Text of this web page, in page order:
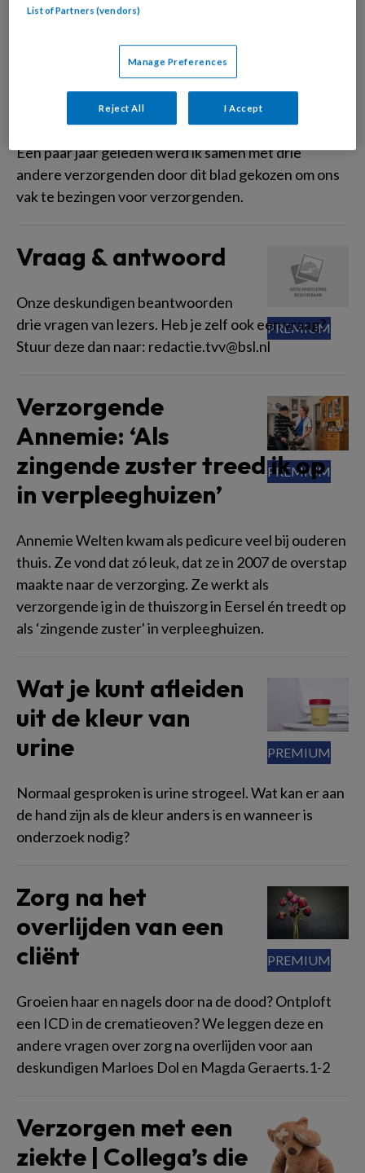
Column Rani |
Stralen door
Sinatra
Een paar jaar geleden werd ik samen met drie
andere verzorgenden door dit blad gekozen om ons
vak te bezingen voor verzorgenden.
Vraag & antwoord
Onze deskundigen beantwoorden
drie vragen van lezers. Heb je zelf ook een vraag?
Stuur deze dan naar: redactie.tvv@bsl.nl
Verzorgende
Annemie: ‘Als
zingende zuster treed ik op
in verpleeghuizen’
Annemie Welten kwam als pedicure veel bij ouderen
thuis. Ze vond dat zó leuk, dat ze in 2007 de overstap
maakte naar de verzorging. Ze werkt als
verzorgende ig in de thuiszorg in Eersel én treedt op
als ‘zingende zuster' in verpleeghuizen.
Wat je kunt afleiden
uit de kleur van
urine
Normaal gesproken is urine strogeel. Wat kan er aan
de hand zijn als de kleur anders is en wanneer is
onderzoek nodig?
Zorg na het
overlijden van een
cliënt
Groeien haar en nagels door na de dood? Ontploft
een ICD in de crematieoven? We leggen deze en
andere vragen over zorg na overlijden voor aan
deskundigen Marloes Dol en Magda Geraerts.1-2
Verzorgen met een
ziekte | Collega’s die
List of Partners (vendors)
Manage Preferences
Reject All I Accept